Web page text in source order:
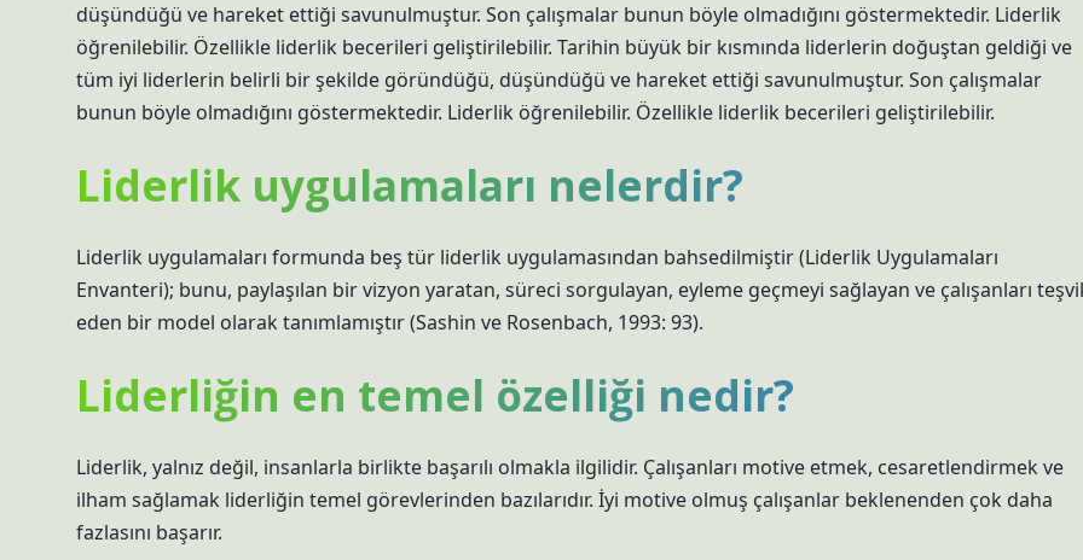
düşündüğü ve hareket ettiği savunulmuştur. Son çalışmalar bunun böyle olmadığını göstermektedir. Liderlik
öğrenilebilir. Özellikle liderlik becerileri geliştirilebilir. Tarihin büyük bir kısmında liderlerin doğuştan geldiği ve
tüm iyi liderlerin belirli bir şekilde göründüğü, düşündüğü ve hareket ettiği savunulmuştur. Son çalışmalar
bunun böyle olmadığını göstermektedir. Liderlik öğrenilebilir. Özellikle liderlik becerileri geliştirilebilir.
Liderlik uygulamaları nelerdir?
Liderlik uygulamaları formunda beş tür liderlik uygulamasından bahsedilmiştir (Liderlik Uygulamaları
Envanteri); bunu, paylaşılan bir vizyon yaratan, süreci sorgulayan, eyleme geçmeyi sağlayan ve çalışanları
eden bir model olarak tanımlamıştır (Sashin ve Rosenbach, 1993: 93).
Liderliğin en temel özelliği nedir?
Liderlik, yalnız değil, insanlarla birlikte başarılı olmakla ilgilidir. Çalışanları motive etmek, cesaretlendirmek ve
ilham sağlamak liderliğin temel görevlerinden bazılarıdır. İyi motive olmuş çalışanlar beklenenden çok daha
fazlasını başarır.